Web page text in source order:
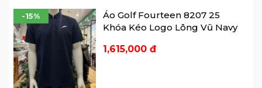
Áo Golf Fourteen 8207 25
Khóa Kéo Logo Lông Vũ Navy
1,615,000 đ
-15%